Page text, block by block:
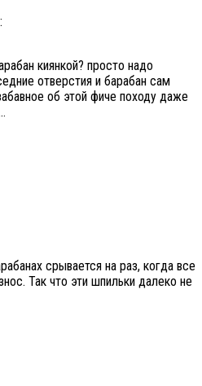
:
киянкой? просто надо
отверстия и барабан сам
об этой фиче походу даже
срывается на раз, когда все
Так что эти шпильки далеко не